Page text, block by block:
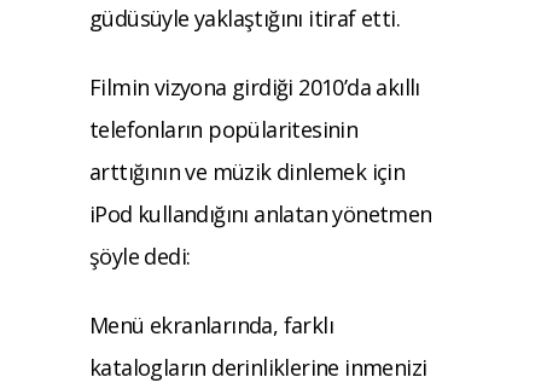
güdüsüyle yaklaştığını itiraf etti.
Filmin vizyona girdiği 2010’da akıllı
telefonların popülaritesinin
arttığının ve müzik dinlemek için
iPod kullandığını anlatan yönetmen
şöyle dedi:
Menü ekranlarında, farklı
katalogların derinliklerine inmenizi